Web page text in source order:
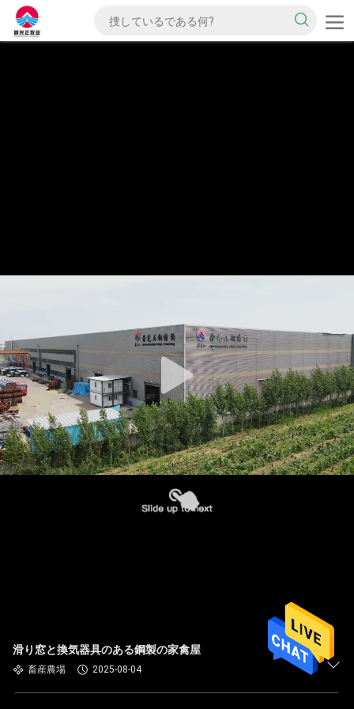
滑り窓と換気器具のある鋼製の家禽屋
畜産農場 2025-08-04